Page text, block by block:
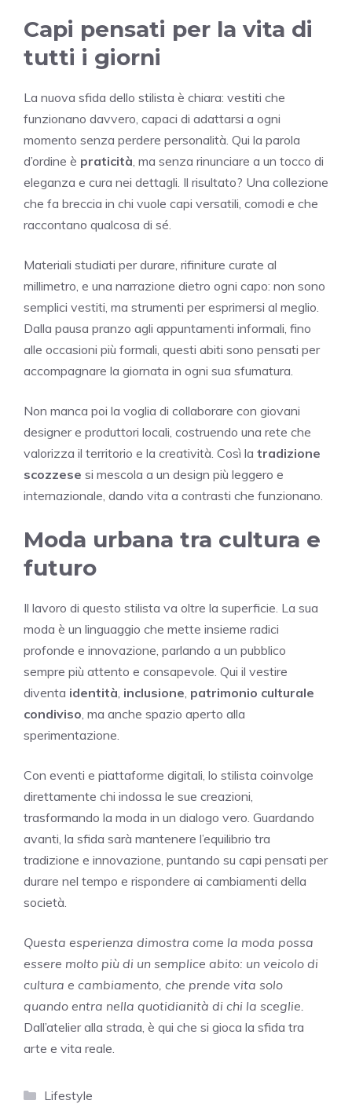
Capi pensati per la vita di
tutti i giorni
La nuova sfida dello stilista è chiara: vestiti che
funzionano davvero, capaci di adattarsi a ogni
momento senza perdere personalità. Qui la parola
d’ordine è praticità , ma senza rinunciare a un tocco di
eleganza e cura nei dettagli. Il risultato? Una collezione
che fa breccia in chi vuole capi versatili, comodi e che
raccontano qualcosa di sé.
Materiali studiati per durare, rifiniture curate al
millimetro, e una narrazione dietro ogni capo: non sono
semplici vestiti, ma strumenti per esprimersi al meglio.
Dalla pausa pranzo agli appuntamenti informali, fino
alle occasioni più formali, questi abiti sono pensati per
accompagnare la giornata in ogni sua sfumatura.
Non manca poi la voglia di collaborare con giovani
designer e produttori locali, costruendo una rete che
valorizza il territorio e la creatività. Così la tradizione
scozzese si mescola a un design più leggero e
internazionale, dando vita a contrasti che funzionano.
Moda urbana tra cultura e
futuro
Il lavoro di questo stilista va oltre la superficie. La sua
moda è un linguaggio che mette insieme radici
profonde e innovazione, parlando a un pubblico
sempre più attento e consapevole. Qui il vestire
diventa identità inclusione patrimonio culturale
condiviso , ma anche spazio aperto alla
sperimentazione.
Con eventi e piattaforme digitali, lo stilista coinvolge
direttamente chi indossa le sue creazioni,
trasformando la moda in un dialogo vero. Guardando
avanti, la sfida sarà mantenere l’equilibrio tra
tradizione e innovazione, puntando su capi pensati per
durare nel tempo e rispondere ai cambiamenti della
società.
Questa esperienza dimostra come la moda possa
essere molto più di un semplice abito: un veicolo di
cultura e cambiamento, che prende vita solo
quando entra nella quotidianità di chi la sceglie.
Dall’atelier alla strada, è qui che si gioca la sfida tra
arte e vita reale.
Categorie
Lifestyle